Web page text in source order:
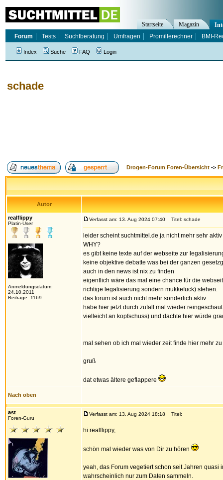
schade
Drogen-Forum Foren-Übersicht ->
Autor
realflippy
Platin-User
Anmeldungsdatum:
24.10.2011
Beiträge: 1169
Verfasst am: 13. Aug 2024 07:40 Titel: schade
leider scheint suchtmittel.de ja nicht mehr sehr
WHY?
es gibt keine texte auf der webseite zur
keine objektive debatte was bei der ganzen
auch in den news ist nix zu finden
eigentlich wäre das mal eine chance für die
richtige legalisierung sondern mukkefuck) stehen.
das forum ist auch nicht mehr sonderlich aktiv.
habe hier jetzt durch zufall mal wieder
vielleicht an kopfschuss) und dachte hier würde
mal sehen ob ich mal wieder zeit finde hier mehr
gruß
dat etwas ältere geflappere
Nach oben
ast
Foren-Guru
Verfasst am: 13. Aug 2024 18:18 Titel:
hi realflippy,
schön mal wieder was von Dir zu hören
yeah, das Forum vegetiert schon seit Jahren quasi
wahrscheinlich nur zum Daten sammeln.
Startseite Magazin
Forum
Tests Suchtberatung Umfragen Promillerechner BMI-
Index Suche FAQ Login